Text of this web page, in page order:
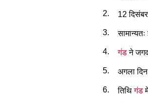
2. 12
3.
4. गंडने
5. अगला
6. तिथिगंड